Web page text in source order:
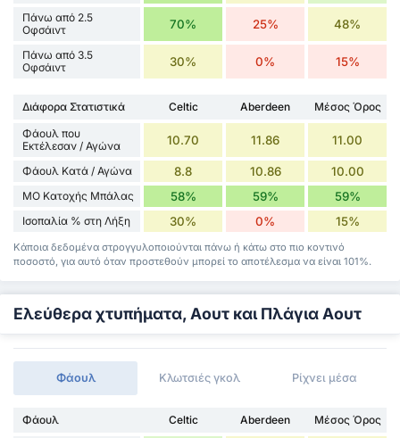
Πάνω από 2.5
Οφσάιντ
70% 25% 48%
Πάνω από 3.5
Οφσάιντ
30% 0% 15%
Διάφορα Στατιστικά Celtic Aberdeen
Μέσος Όρος
Φάουλ που
Εκτέλεσαν / Αγώνα
10.70 11.86 11.00
Φάουλ Κατά / Αγώνα 8.8 10.86 10.00
ΜΟ Κατοχής Μπάλας 58% 59% 59%
Ισοπαλία % στη Λήξη 30% 0% 15%
Κάποια δεδομένα στρογγυλοποιούνται πάνω ή κάτω στο πιο κοντινό
ποσοστό, για αυτό όταν προστεθούν μπορεί το αποτέλεσμα να είναι 101%.
Ελεύθερα χτυπήματα, Αουτ και Πλάγια Αουτ
Φάουλ Κλωτσιές γκολ Ρίχνει μέσα
Φάουλ Celtic Aberdeen
Μέσος Όρος